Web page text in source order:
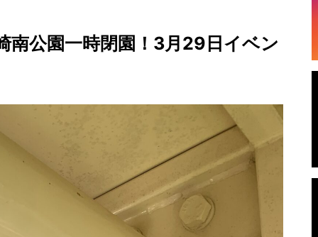
南公園一時閉園！3月29日イベン